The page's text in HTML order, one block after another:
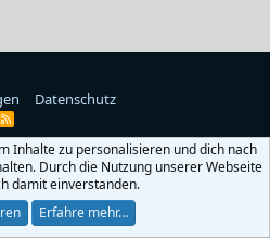
Datenschutz
R
SInhalte zu personalisieren und dich nach
Durch die Nutzung unserer Webseite
damit einverstanden.
Erfahre mehr…